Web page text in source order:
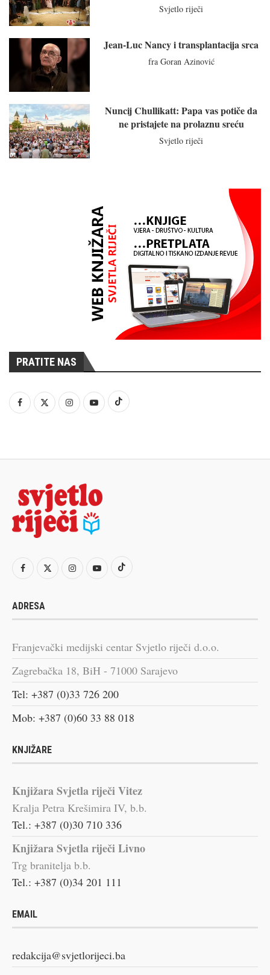
Svjetlo riječi
Jean-Luc Nancy i transplantacija srca
fra Goran Azinović
Nuncij Chullikatt: Papa vas potiče da
ne pristajete na prolaznu sreću
Svjetlo riječi
PRATITE NAS
ADRESA
Franjevački medijski centar Svjetlo riječi d.o.o.
Zagrebačka 18, BiH - 71000 Sarajevo
Tel: +387 (0)33 726 200
Mob: +387 (0)60 33 88 018
KNJIŽARE
Knjižara Svjetla riječi Vitez
Kralja Petra Krešimira IV, b.b.
Tel.: +387 (0)30 710 336
Knjižara Svjetla riječi Livno
Trg branitelja b.b.
Tel.: +387 (0)34 201 111
EMAIL
redakcija@svjetlorijeci.ba